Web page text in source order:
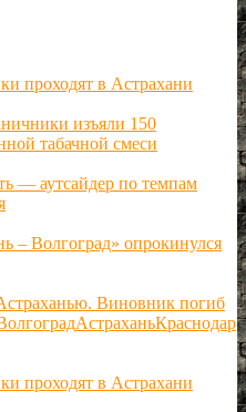
проходят в Астрахани
изъяли 150
табачной смеси
— аутсайдер по темпам
– Волгоград» опрокинулся
Виновник погиб
АстраханьКраснодар
проходят в Астрахани